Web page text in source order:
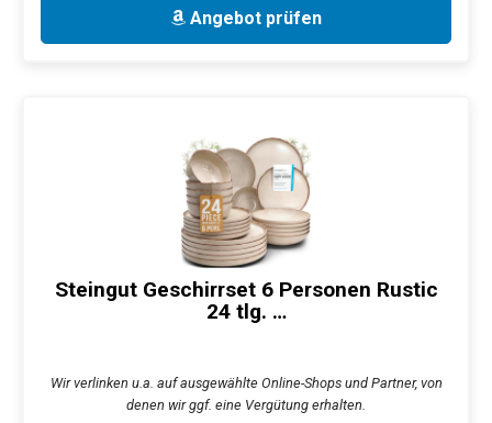
Angebot prüfen
Steingut Geschirrset 6 Personen Rustic
24 tlg. …
Wir verlinken u.a. auf ausgewählte Online-Shops und Partner, von
denen wir ggf. eine Vergütung erhalten.